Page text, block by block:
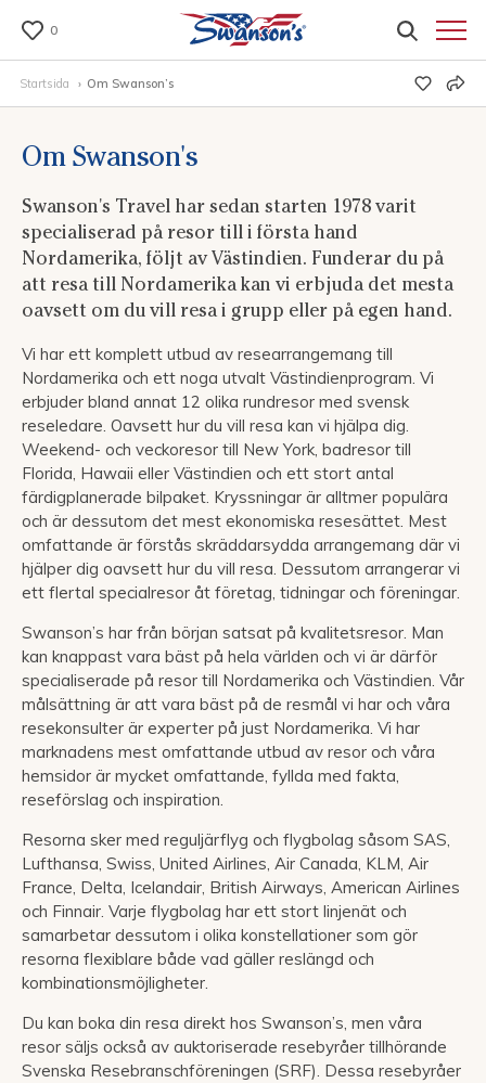
0
Startsida Om Swanson’s
Om Swanson's
Swanson's Travel har sedan starten 1978 varit
specialiserad på resor till i första hand
Nordamerika, följt av Västindien. Funderar du på
att resa till Nordamerika kan vi erbjuda det mesta
oavsett om du vill resa i grupp eller på egen hand.
Vi har ett komplett utbud av researrangemang till
Nordamerika och ett noga utvalt Västindienprogram. Vi
erbjuder bland annat 12 olika rundresor med svensk
reseledare. Oavsett hur du vill resa kan vi hjälpa dig.
Weekend- och veckoresor till New York, badresor till
Florida, Hawaii eller Västindien och ett stort antal
färdigplanerade bilpaket. Kryssningar är alltmer populära
och är dessutom det mest ekonomiska resesättet. Mest
omfattande är förstås skräddarsydda arrangemang där vi
hjälper dig oavsett hur du vill resa. Dessutom arrangerar vi
ett flertal specialresor åt företag, tidningar och föreningar.
Swanson’s har från början satsat på kvalitetsresor. Man
kan knappast vara bäst på hela världen och vi är därför
specialiserade på resor till Nordamerika och Västindien. Vår
målsättning är att vara bäst på de resmål vi har och våra
resekonsulter är experter på just Nordamerika. Vi har
marknadens mest omfattande utbud av resor och våra
hemsidor är mycket omfattande, fyllda med fakta,
reseförslag och inspiration.
Resorna sker med reguljärflyg och flygbolag såsom SAS,
Lufthansa, Swiss, United Airlines, Air Canada, KLM, Air
France, Delta, Icelandair, British Airways, American Airlines
och Finnair. Varje flygbolag har ett stort linjenät och
samarbetar dessutom i olika konstellationer som gör
resorna flexiblare både vad gäller reslängd och
kombinationsmöjligheter.
Du kan boka din resa direkt hos Swanson’s, men våra
resor säljs också av auktoriserade resebyråer tillhörande
Svenska Resebranschföreningen (SRF). Dessa resebyråer